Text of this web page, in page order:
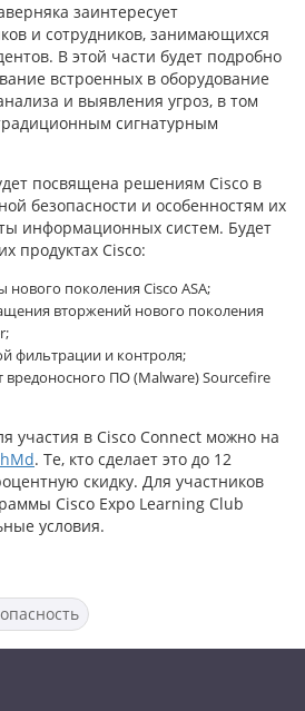
заинтересует
и сотрудников, занимающихся
В этой части будет подробно
встроенных в оборудование
и выявления угроз, в том
сигнатурным
посвящена решениям Cisco в
безопасности и особенностям их
информационных систем. Будет
продуктах Cisco:
нового поколения Cisco ASA;
вторжений нового поколения
фильтрации и контроля;
ПО (Malware) Sourcefire
участия в Cisco Connect можно на
. Те, кто сделает это до 12
скидку. Для участников
Cisco Expo Learning Club
условия.